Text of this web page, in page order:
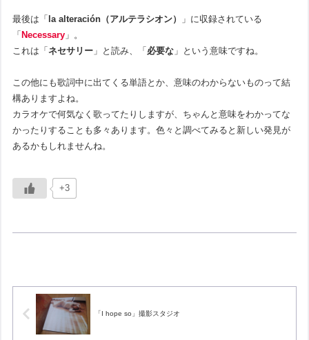
最後は「 la alteración（アルテラシオン）
」に収録されている
「 Necessary 」。
これは「ネセサリー 」と読み、「 必要な 」という意味ですね。
この他にも歌詞中に出てくる単語とか、意味のわからないものって結
構ありますよね。
カラオケで何気なく歌ってたりしますが、ちゃんと意味をわかってな
かったりすることも多々あります。色々と調べてみると新しい発見が
あるかもしれませんね。
+3
「I hope so」撮影スタジオ